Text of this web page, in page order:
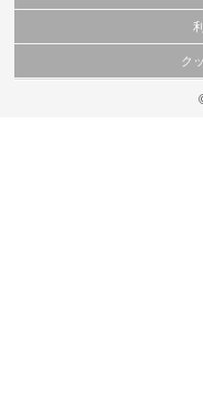
当サイトで公開されている情報（
これらの情報を権利者の許可なく
当サイトに掲載している内容はす
弊社の見解・ 意見ではないことを
ク
このサイトでは Cookie を使用し